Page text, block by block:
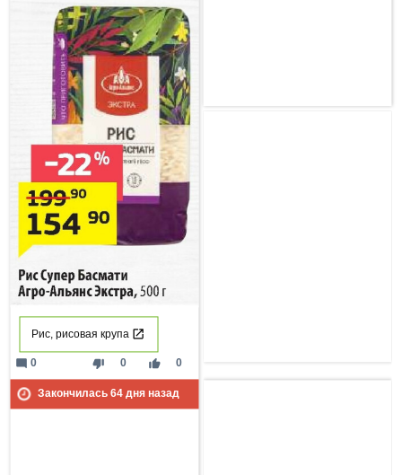
Рис, рисовая крупа
thumb_down 0 thumb_up 0
mode_comment 0
Закончилась 64дня назад